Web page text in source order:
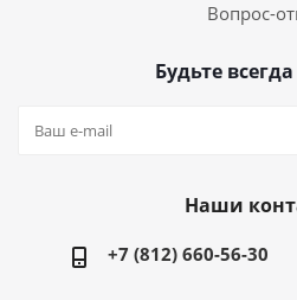
Вопрос-
Будьте
Наши
+7 (812) 660-56-30